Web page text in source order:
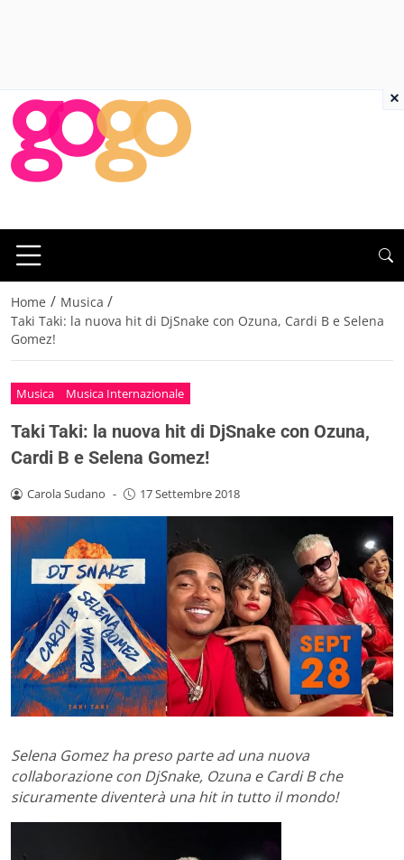
Home / Musica /
Taki Taki: la nuova hit di DjSnake con Ozuna, Cardi B e Selena
Gomez!
Musica Musica Internazionale
Taki Taki: la nuova hit di DjSnake con Ozuna,
Cardi B e Selena Gomez!
Carola Sudano - 17 Settembre 2018
Selena Gomez ha preso parte ad una nuova
collaborazione con DjSnake, Ozuna e Cardi B che
sicuramente diventerà una hit in tutto il mondo!
×